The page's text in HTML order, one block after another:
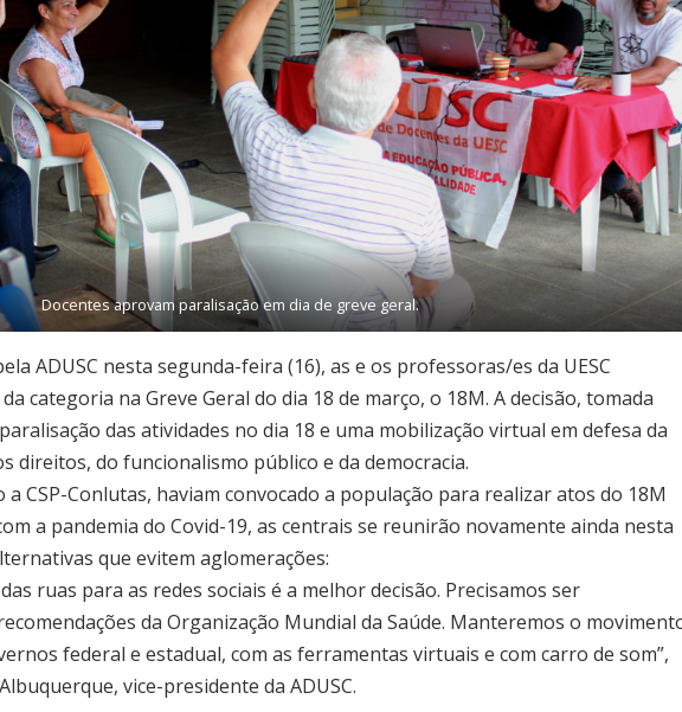
Docentes aprovam paralisação em dia de greve geral.
ADUSC nesta segunda-feira (16), as e os professoras/es da UESC
categoria na Greve Geral do dia 18 de março, o 18M. A decisão, tomada
das atividades no dia 18 e uma mobilização virtual em defesa da
direitos, do funcionalismo público e da democracia.
a CSP-Conlutas, haviam convocado a população para realizar atos do 18M
a pandemia do Covid-19, as centrais se reunirão novamente ainda nesta
que evitem aglomerações:
ruas para as redes sociais é a melhor decisão. Precisamos ser
da Organização Mundial da Saúde. Manteremos o
federal e estadual, com as ferramentas virtuais e com carro de som”,
vice-presidente da ADUSC.